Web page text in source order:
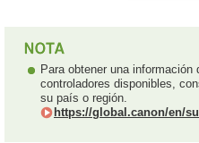
Para obtener una
controladores disponibles,
su país o región.
https://global.canon/en/